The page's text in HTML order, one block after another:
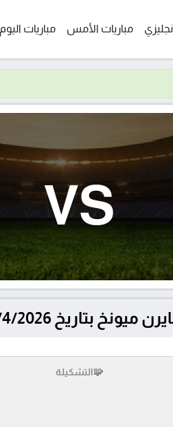
مباريات الأمس مباريات اليوم
VS
في دوري أبطال أوروبا
🧩التشكيلة